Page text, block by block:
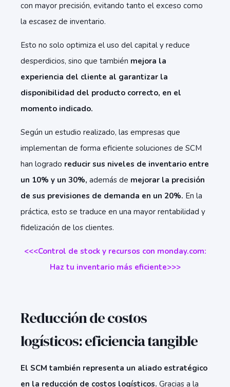
con mayor precisión, evitando tanto el exceso como
la escasez de inventario.
Esto no solo optimiza el uso del capital y reduce
desperdicios, sino que también mejora la
experiencia del cliente al garantizar la
disponibilidad del producto correcto, en el
momento indicado.
Según un estudio realizado, las empresas que
implementan de forma eficiente soluciones de SCM
han logrado reducir sus niveles de inventario entre
un 10% y un 30%, además de mejorar la precisión
de sus previsiones de demanda en un 20%. En la
práctica, esto se traduce en una mayor rentabilidad y
fidelización de los clientes.
<<<Control de stock y recursos con monday.com:
Haz tu inventario más eficiente>>>
Reducción de costos
logísticos: eficiencia tangible
El SCM también representa un aliado estratégico
en la reducción de costos logísticos. Gracias a la